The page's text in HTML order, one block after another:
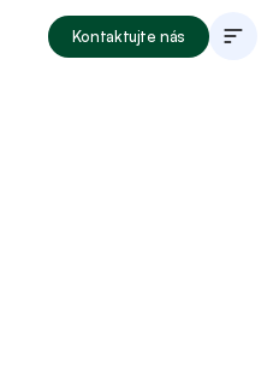
Kontaktujte nás